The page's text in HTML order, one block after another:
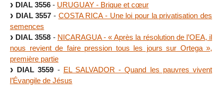
DIAL 3556 - URUGUAY - Brique et cœur
DIAL 3557 - COSTA RICA - Une loi pour la privatisation des
semences
DIAL 3558 - NICARAGUA - « Après la résolution de l’OEA, il
nous revient de faire pression tous les jours sur Ortega »,
première partie
DIAL 3559 - EL SALVADOR - Quand les pauvres vivent
l’Évangile de Jésus